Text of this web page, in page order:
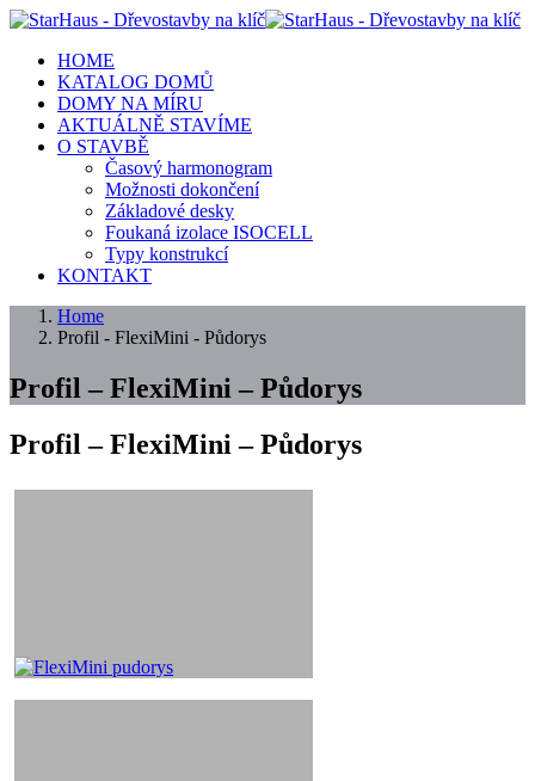
HOME
KATALOG DOMŮ
DOMY NA MÍRU
AKTUÁLNĚ STAVÍME
O STAVBĚ
Časový harmonogram
Možnosti dokončení
Základové desky
Foukaná izolace ISOCELL
Typy konstrukcí
KONTAKT
Home
Profil - FlexiMini - Půdorys
Profil – FlexiMini – Půdorys
Profil – FlexiMini – Půdorys